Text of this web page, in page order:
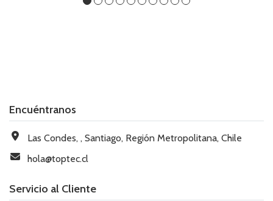
Encuéntranos
Las Condes, , Santiago, Región Metropolitana, Chile
hola@toptec.cl
Servicio al Cliente